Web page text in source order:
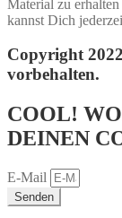
Material zu
kannst Dich
Copyright
vorbehalten.
COOL!
DEINEN
E-Mail
Senden